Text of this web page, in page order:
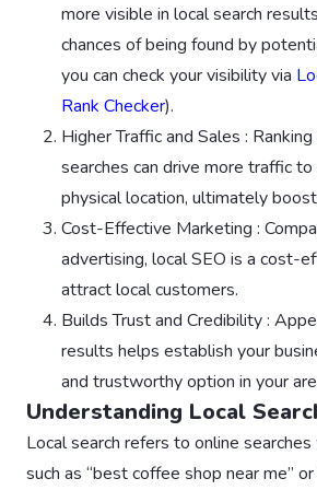
more visible in local search
chances of being found by
you can check your visibility via
Rank Checker).
Higher Traffic and Sales :
searches can drive more traffic
physical location, ultimately
Cost-Effective Marketing :
advertising, local SEO is a cost-
attract local customers.
Builds Trust and Credibility :
results helps establish your
and trustworthy option in your
Understanding Local
Local search refers to online
such as “best coffee shop near me”